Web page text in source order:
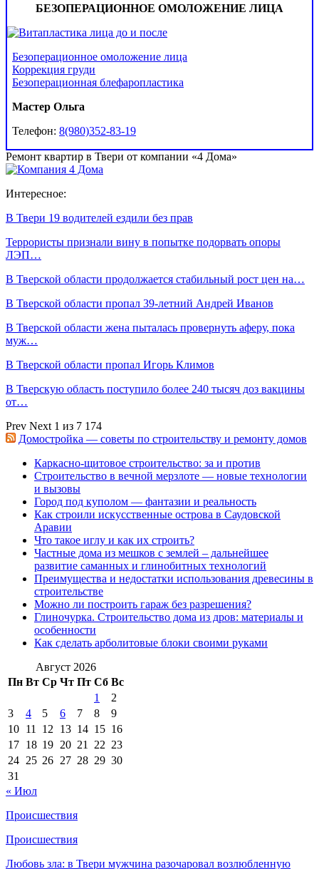
БЕЗОПЕРАЦИОННОЕ ОМОЛОЖЕНИЕ ЛИЦА
Безоперационное омоложение лица
Коррекция груди
Безоперационная блефаропластика
Мастер Ольга
Телефон: 8(980)352-83-19
Ремонт квартир в Твери от компании «4 Дома»
Интересное:
В Твери 19 водителей ездили без прав
Террористы признали вину в попытке подорвать опоры
ЛЭП…
В Тверской области продолжается стабильный рост цен на…
В Тверской области пропал 39-летний Андрей Иванов
В Тверской области жена пыталась провернуть аферу, пока
муж…
В Тверской области пропал Игорь Климов
В Тверскую область поступило более 240 тысяч доз вакцины
от…
Prev Next 1 из 7 174
Домостройка — советы по строительству и ремонту домов
Каркасно-щитовое строительство: за и против
Строительство в вечной мерзлоте — новые технологии
и вызовы
Город под куполом — фантазии и реальность
Как строили искусственные острова в Саудовской
Аравии
Что такое иглу и как их строить?
Частные дома из мешков с землей – дальнейшее
развитие саманных и глинобитных технологий
Преимущества и недостатки использования древесины в
строительстве
Можно ли построить гараж без разрешения?
Глиночурка. Строительство дома из дров: материалы и
особенности
Как сделать арболитовые блоки своими руками
Август 2026
Пн Вт Ср Чт Пт Сб Вс
1
2
3
4 5 6 7 8
9
10 11 12 13 14 15 16
17 18 19 20 21 22 23
24 25 26 27 28 29 30
31
« Июл
Происшествия
Происшествия
Любовь зла: в Твери мужчина разочаровал возлюбленную